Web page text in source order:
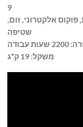
9
אלקטרוני, זום,
עבודה
משקל: 19 ק”ג